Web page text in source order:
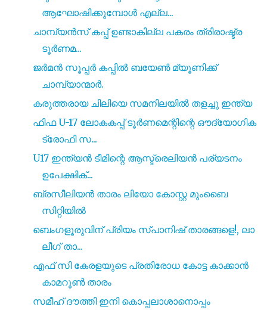
ആഘോഷിക്കുമ്പോൾ എല്ല...
ചാമ്പ്യൻസ് കപ്പ് ഉണ്ടാകില്ല പകരം ത്രിരാഷ്ട്ര
ടൂർണമ...
ജർമൻ സൂപ്പർ കപ്പിൽ ബയേൺ മ്യൂണിക്ക്
ചാമ്പ്യാന്മാർ.
കരുത്തരായ ചിലിയെ സമനിലയിൽ തളച്ചു ഇന്ത്യ
ഫിഫ U-17 ലോകകപ്പ് ടൂർണമെന്റിന്റെ ഔദ്യോഗിക
ട്രോഫി സ...
U17 ഇന്ത്യൻ ടീമിന്റെ ആസ്ട്രെലിയൻ പര്യടനം
ഉപേക്ഷിക്...
ബ്രസീലിയൻ താരം ലിയോ കോസ്റ്റ മുംബൈ
സിറ്റിയിൽ
ബെംഗളൂരുവിന് പ്രിയം സ്പാനിഷ് താരങ്ങളെ!, ലാ
ലീഗ് താ...
എഫ് സി കേരളയുടെ പ്രതിരോധ കോട്ട കാക്കാൻ
കാമറൂൺ താരം
സമീഹ് ദൗത്തി ഇനി കൊപ്പലാശാനൊപ്പം